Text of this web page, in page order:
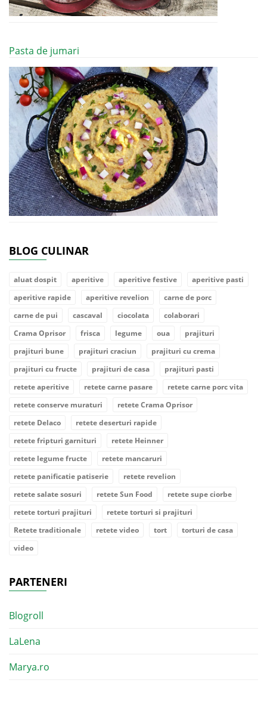
Pasta de jumari
BLOG CULINAR
aluat dospit aperitive aperitive festive
aperitive pasti
aperitive rapide
aperitive revelion
carne de porc
carne de pui
cascaval ciocolata
colaborari
Crama Oprisor
frisca legume oua
prajituri
prajituri bune
prajituri craciun
prajituri cu crema
prajituri cu fructe
prajituri de casa
prajituri pasti
retete aperitive
retete carne pasare
retete carne porc vita
retete conserve muraturi
retete Crama Oprisor
retete Delaco
retete deserturi rapide
retete fripturi garnituri
retete Heinner
retete legume fructe
retete mancaruri
retete panificatie patiserie
retete revelion
retete salate sosuri
retete Sun Food
retete supe ciorbe
retete torturi prajituri
retete torturi si prajituri
Retete traditionale
retete video tort
torturi de casa
video
PARTENERI
Blogroll
LaLena
Marya.ro